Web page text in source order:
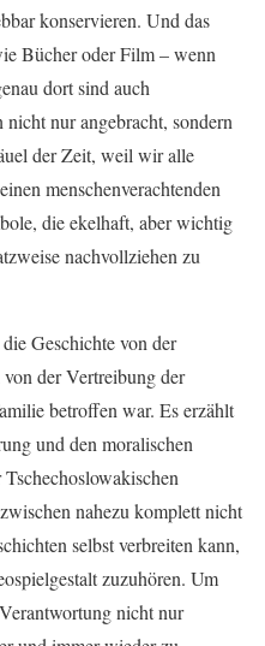
konservieren. Und das
Bücher oder Film – wenn
dort sind auch
nur angebracht, sondern
der Zeit, weil wir alle
menschenverachtenden
die ekelhaft, aber wichtig
nachvollziehen zu
Geschichte von der
der Vertreibung der
betroffen war. Es erzählt
und den moralischen
nahezu komplett nicht
selbst verbreiten kann,
zuzuhören. Um
nicht nur